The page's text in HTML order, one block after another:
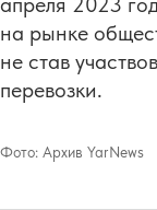
на рынке
не став
перевозки.
Фото: Архив YarNews